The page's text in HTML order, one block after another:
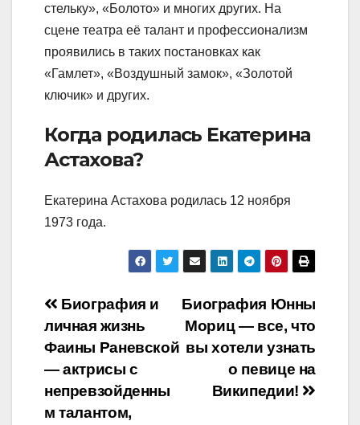
стельку», «Болото» и многих других. На
сцене театра её талант и профессионализм
проявились в таких постановках как
«Гамлет», «Воздушный замок», «Золотой
ключик» и других.
Когда родилась Екатерина
Астахова?
Екатерина Астахова родилась 12 ноября
1973 года.
Навигация
по
записям
Биография Юнны
Мориц — все, что
вы хотели узнать
о певице на
Википедии!
Биография и
личная жизнь
Фаины Раневской
— актрисы с
непревзойденны
м талантом,